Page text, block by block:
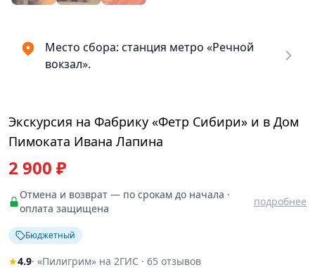
Место сбора: станция метро «Речной
вокзал».
Экскурсия на Фабрику «Фетр Сибири» и в Дом
Пимоката Ивана Лапина
2 900 ₽
Отмена и возврат — по срокам до начала ·
оплата защищена
подробнее
Бюджетный
★4.9· «Пилигрим» на 2ГИС · 65 отзывов